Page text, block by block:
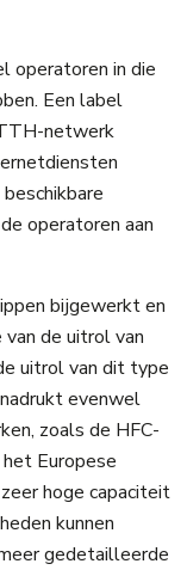
operatoren in die
Een label
netwerk
operatoren aan
bijgewerkt en
de uitrol van
uitrol van dit type
evenwel
zoals de HFC-
Europese
hoge capaciteit
kunnen
gedetailleerde